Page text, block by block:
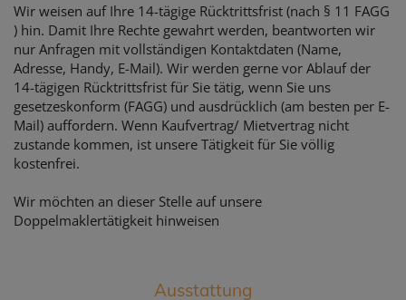
Wir weisen auf Ihre 14-tägige Rücktrittsfrist (nach § 11 FAGG
) hin. Damit Ihre Rechte gewahrt werden, beantworten wir
nur Anfragen mit vollständigen Kontaktdaten (Name,
Adresse, Handy, E-Mail). Wir werden gerne vor Ablauf der
14-tägigen Rücktrittsfrist für Sie tätig, wenn Sie uns
gesetzeskonform (FAGG) und ausdrücklich (am besten per E-
Mail) auffordern. Wenn Kaufvertrag/ Mietvertrag nicht
zustande kommen, ist unsere Tätigkeit für Sie völlig
kostenfrei.
Wir möchten an dieser Stelle auf unsere
Doppelmaklertätigkeit hinweisen
Ausstattung